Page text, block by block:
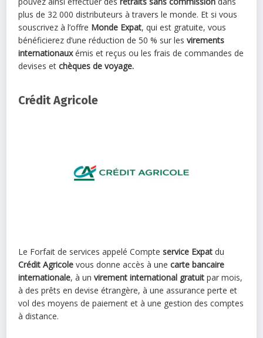
plus de 32 000 distributeurs à travers le monde. Et si vous
souscrivez à l’offre Monde Expat, qui est gratuite, vous
bénéficierez d’une réduction de 50 % sur lesvirements
internationauxémis et reçus ou les frais de commandes de
devises etchèques de voyage.
Crédit Agricole
Le Forfait de services appelé Compteservice Expat du
Crédit Agricole vous donne accès à une carte bancaire
internationale, à unvirement international gratuit par mois,
à des prêts en devise étrangère, à une assurance perte et
vol des moyens de paiement et à une gestion des comptes
à distance.